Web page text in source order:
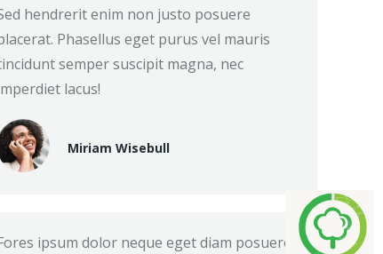
hendrerit enim non justo posuere
Phasellus eget purus vel mauris
semper suscipit magna, nec
lacus!
Miriam Wisebull
ipsum dolor neque eget diam posuere